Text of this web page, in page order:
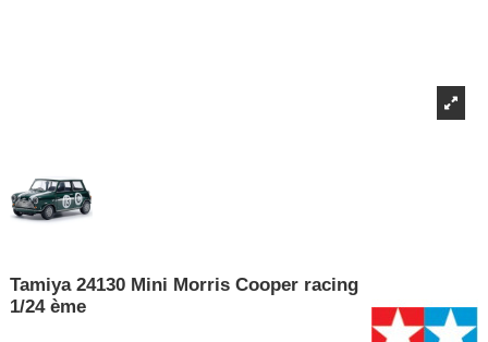
Tamiya 24130 Mini Morris Cooper racing
1/24 ème